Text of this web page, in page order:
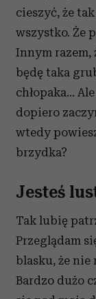
cieszyć, że
wszystko. Że
Innym razem,
będę taka
chłopaka…
dopiero
wtedy
brzydka?
Jesteś
Tak lubię
Przeglądam
blasku, że nie
Bardzo dużo